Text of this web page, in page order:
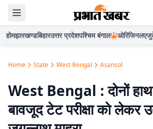
होमझारखण्डबिहारउत्तर प्रदेशपश्चिम बंगाल ओरिजिनल
Home State West Bengal Asansol
West Bengal : दोनों हाथ
बावजूद टेट परीक्षा को लेकर